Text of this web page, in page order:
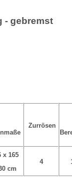
- gebremst
Zurrösen
x 165
cm
4